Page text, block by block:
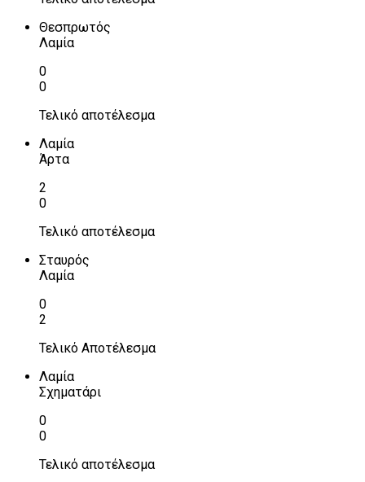
Θεσπρωτός
Λαμία
0
0
Τελικό αποτέλεσμα
Λαμία
Άρτα
2
0
Τελικό αποτέλεσμα
Σταυρός
Λαμία
0
2
Τελικό Αποτέλεσμα
Λαμία
Σχηματάρι
0
0
Τελικό αποτέλεσμα